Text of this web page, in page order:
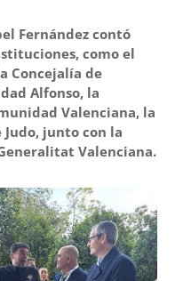
Fernández contó
como el
Concejalía de
Alfonso, la
Valenciana, la
Judo, junto con la
Valenciana.